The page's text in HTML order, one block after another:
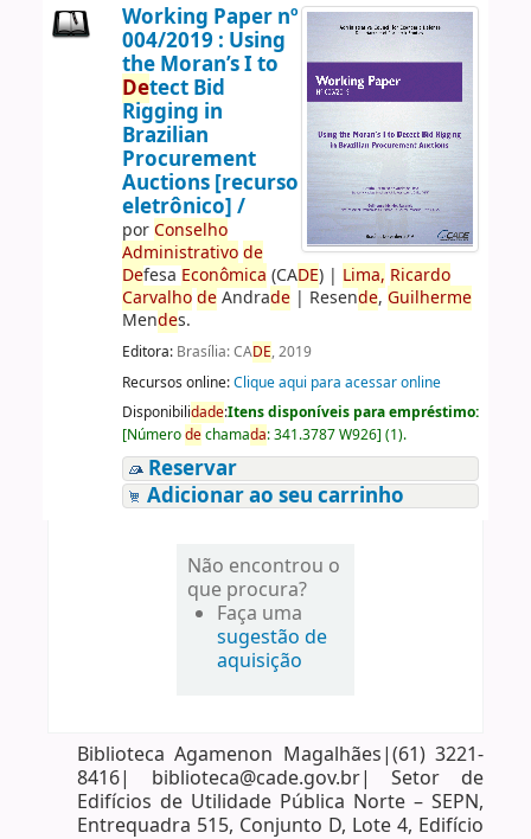
Working Paper nº
004/2019 : Using
the Moran’s I to
Detect Bid
Rigging in
Brazilian
Procurement
Auctions [recurso
eletrônico] /
porConselho
Administrativo de
Defesa Econômica (CADE)| Lima, Ricardo
Carvalho deAndrade| Resende, Guilherme
Mendes.
Editora: Brasília: CADE, 2019
Recursos online:Clique aqui para acessar online
Disponibilidade:Itens disponíveis para empréstimo:
[Númerodechamada:341.3787 W926] (1).
Reservar
Adicionar ao seu carrinho
Não encontrou o
que procura?
Faça uma
sugestão de
aquisição
Biblioteca Agamenon Magalhães|(61) 3221-
8416| biblioteca@cade.gov.br| Setor de
Edifícios de Utilidade Pública Norte – SEPN,
Entrequadra 515, Conjunto D, Lote 4, Edifício